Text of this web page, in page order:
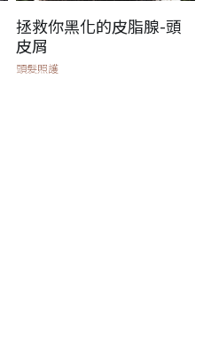
拯救你黑化的皮脂腺-頭
皮屑
頭髮照護